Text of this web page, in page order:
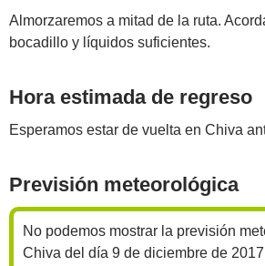
Almorzaremos a mitad de la ruta.
bocadillo y líquidos suficientes.
Hora estimada de regreso
Esperamos estar de vuelta en Chiva
Previsión meteorológica
No podemos mostrar la previsión
Chiva del día 9 de diciembre de